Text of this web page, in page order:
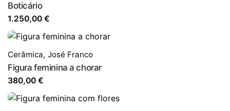
Boticário
1.250,00 €
Cerâmica, José Franco
Figura feminina a chorar
380,00 €